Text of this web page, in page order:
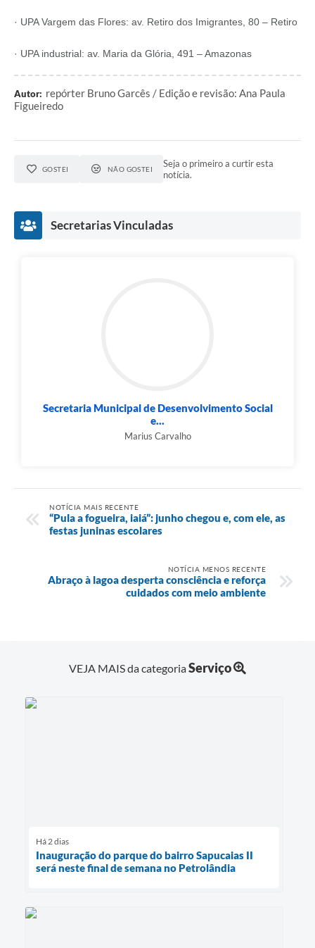
· UPA Vargem das Flores: av. Retiro dos Imigrantes, 80 – Retiro
· UPA industrial: av. Maria da Glória, 491 – Amazonas
Autor: repórter Bruno Garcês / Edição e revisão: Ana Paula
Figueiredo
GOSTEI NÃO GOSTEI
Seja o primeiro a curtir esta
notícia.
Secretarias Vinculadas
Secretaria Municipal de Desenvolvimento Social
e...
Marius Carvalho
NOTÍCIA MAIS RECENTE
“Pula a fogueira, iaiá”: junho chegou e, com ele, as
festas juninas escolares
NOTÍCIA MENOS RECENTE
Abraço à lagoa desperta consciência e reforça
cuidados com meio ambiente
VEJA MAIS da categoriaServiço
Há 2 dias
Inauguração do parque do bairro Sapucaias II
será neste final de semana no Petrolândia